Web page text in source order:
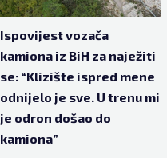
Ispovijest vozača
kamiona iz BiH za naježiti
se: “Klizište ispred mene
odnijelo je sve. U trenu mi
je odron došao do
kamiona”